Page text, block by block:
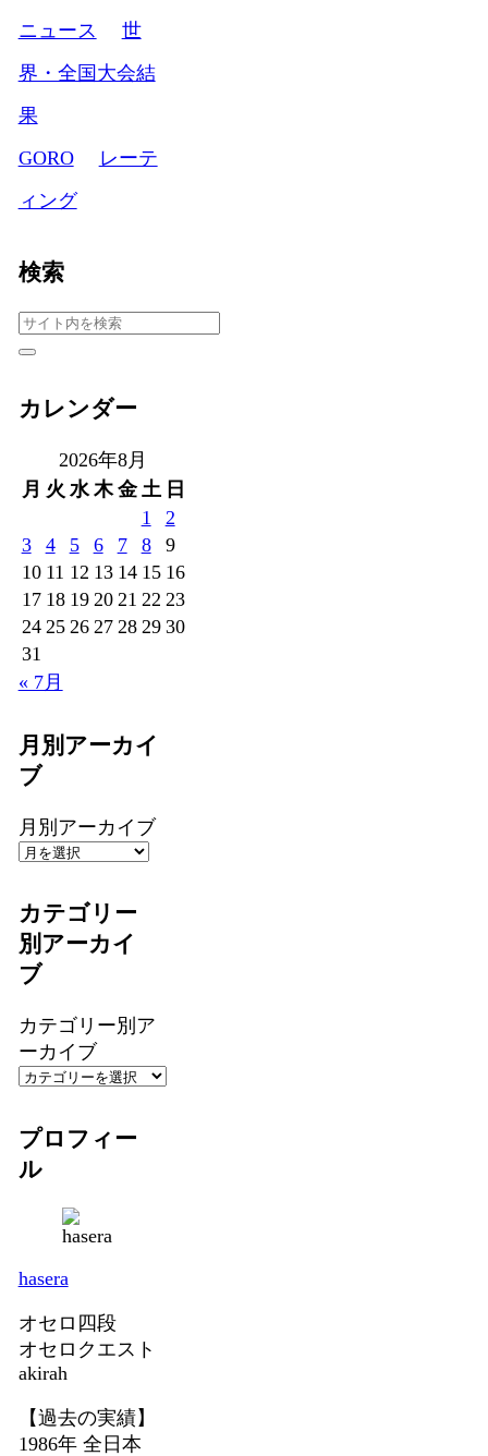
ニュース
世
界・全国大会結
果
GORO
レーテ
ィング
検索
カレンダー
2026年8月
月 火 水 木 金 土 日
1
2
3
4 5 6 7 8
9
10 11 12 13 14 15 16
17 18 19 20 21 22 23
24 25 26 27 28 29 30
31
« 7月
月別アーカイ
ブ
月別アーカイブ
カテゴリー
別アーカイ
ブ
カテゴリー別ア
ーカイブ
プロフィー
ル
hasera
オセロ四段
オセロクエスト
akirah
【過去の実績】
1986年 全日本